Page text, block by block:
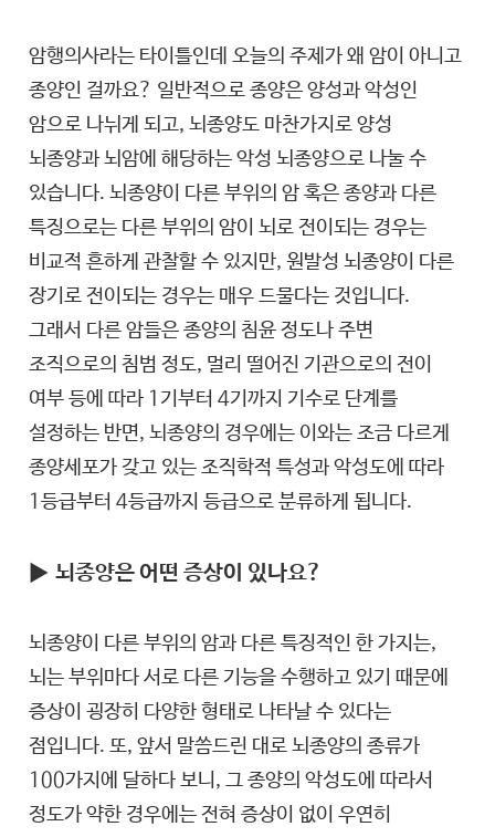
암행의사라는 타이틀인데 오늘의 주제가 왜 암이 아니고
종양인 걸까요? 일반적으로 종양은 양성과 악성인
암으로 나뉘게 되고, 뇌종양도 마찬가지로 양성
뇌종양과 뇌암에 해당하는 악성 뇌종양으로 나눌 수
있습니다. 뇌종양이 다른 부위의 암 혹은 종양과 다른
특징으로는 다른 부위의 암이 뇌로 전이되는 경우는
비교적 흔하게 관찰할 수 있지만, 원발성 뇌종양이 다른
장기로 전이되는 경우는 매우 드물다는 것입니다.
그래서 다른 암들은 종양의 침윤 정도나 주변
조직으로의 침범 정도, 멀리 떨어진 기관으로의 전이
여부 등에 따라 1기부터 4기까지 기수로 단계를
설정하는 반면, 뇌종양의 경우에는 이와는 조금 다르게
종양세포가 갖고 있는 조직학적 특성과 악성도에 따라
1등급부터 4등급까지 등급으로 분류하게 됩니다.
▶ 뇌종양은 어떤 증상이 있나요?
뇌종양이 다른 부위의 암과 다른 특징적인 한 가지는,
뇌는 부위마다 서로 다른 기능을 수행하고 있기 때문에
증상이 굉장히 다양한 형태로 나타날 수 있다는
점입니다. 또, 앞서 말씀드린 대로 뇌종양의 종류가
100가지에 달하다 보니, 그 종양의 악성도에 따라서
정도가 약한 경우에는 전혀 증상이 없이 우연히